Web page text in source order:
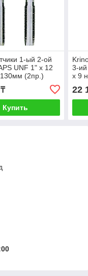
1-ый 2-ой
UNF 1" x 12
(2пр.)
Купить
3-
x 9
22